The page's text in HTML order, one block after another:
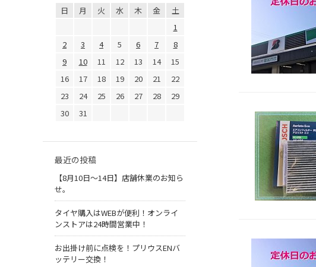
日 月 火 水 木 金
土
1
2
3 4 5 6 7
8
9
10 11 12 13 14
15
16
17 18 19 20 21
22
23
24 25 26 27 28
29
30
31
最近の投稿
【8月10日～14日】店舗休業のお知ら
せ。
タイヤ購入はWEBが便利！オンライ
ンストアは24時間営業中！
お出掛け前に点検を！プリウスENバ
ッテリー交換！